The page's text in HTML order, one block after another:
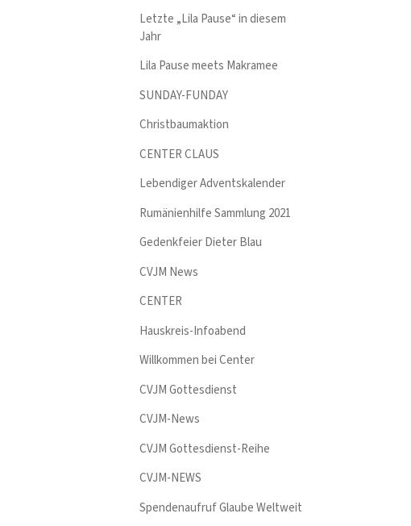
Letzte „Lila Pause“ in diesem
Jahr
Lila Pause meets Makramee
SUNDAY-FUNDAY
Christbaumaktion
CENTER CLAUS
Lebendiger Adventskalender
Rumänienhilfe Sammlung 2021
Gedenkfeier Dieter Blau
CVJM News
CENTER
Hauskreis-Infoabend
Willkommen bei Center
CVJM Gottesdienst
CVJM-News
CVJM Gottesdienst-Reihe
CVJM-NEWS
Spendenaufruf Glaube Weltweit